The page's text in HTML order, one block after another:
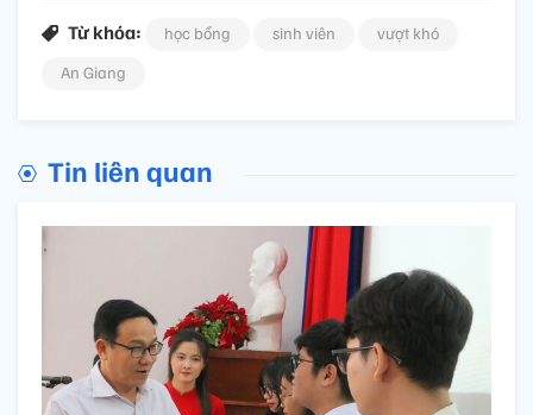
Từ khóa: học bổng sinh viên
vượt khó
An Giang
Tin liên quan